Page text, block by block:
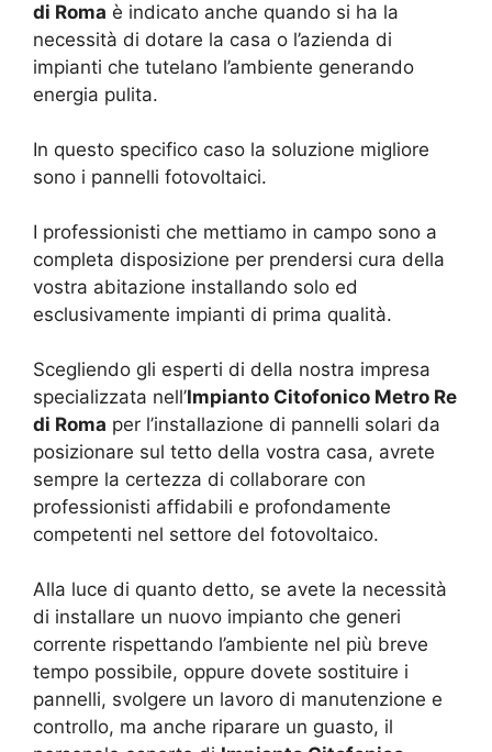
di Roma è indicato anche quando si ha la
necessità di dotare la casa o l’azienda di
impianti che tutelano l’ambiente generando
energia pulita.
In questo specifico caso la soluzione migliore
sono i pannelli fotovoltaici.
I professionisti che mettiamo in campo sono a
completa disposizione per prendersi cura della
vostra abitazione installando solo ed
esclusivamente impianti di prima qualità.
Scegliendo gli esperti di della nostra impresa
specializzata nell’Impianto Citofonico Metro Re
di Roma per l’installazione di pannelli solari da
posizionare sul tetto della vostra casa, avrete
sempre la certezza di collaborare con
professionisti affidabili e profondamente
competenti nel settore del fotovoltaico.
Alla luce di quanto detto, se avete la necessità
di installare un nuovo impianto che generi
corrente rispettando l’ambiente nel più breve
tempo possibile, oppure dovete sostituire i
pannelli, svolgere un lavoro di manutenzione e
controllo, ma anche riparare un guasto, il